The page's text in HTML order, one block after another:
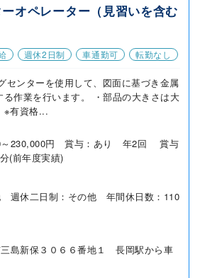
オペレーター（見習いを含む
週休2日制 車通勤可 転勤なし
センターを使用して、図面に基づき金属
る作業を行います。 ・部品の大きさは大
※有資格...
～230,000円 賞与：あり 年2回 賞与
(前年度実績)
週休二日制：その他 年間休日数：110
島新保３０６６番地１ 長岡駅から車